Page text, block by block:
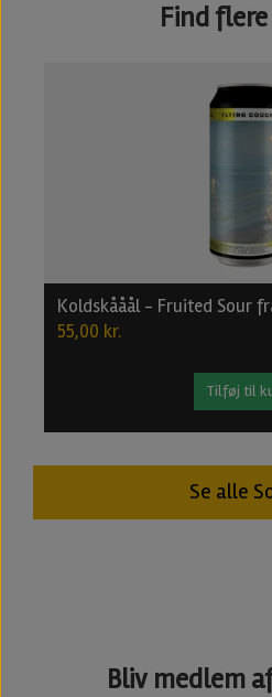
Find flere
Koldskååål - Fruited Sour
55,00 kr.
Tilføj til
Se alle
Bliv medlem